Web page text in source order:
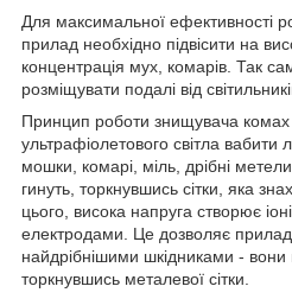
Для максимальної ефективності
прилад необхідно підвісити на
концентрація мух, комарів. Так
розміщувати подалі від
Принцип роботи знищувача комах
ультрафіолетового світла вабити
мошки, комарі, міль, дрібні
гинуть, торкнувшись сітки, яка
цього, висока напруга створює
електродами. Це дозволяє
найдрібнішими шкідниками - вони
торкнувшись металевої сітки.